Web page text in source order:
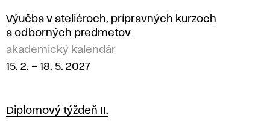
Výučba v ateliéroch, prípravných kurzoch
a odborných predmetov
akademický kalendár
15. 2. – 18. 5. 2027
Diplomový týždeň II.